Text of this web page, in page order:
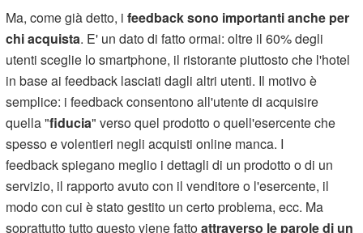
Ma, come già detto, ifeedback sono importanti anche per
chi acquista. E' un dato di fatto ormai: oltre il 60% degli
utenti sceglie lo smartphone, il ristorante piuttosto che l'hotel
in base ai feedback lasciati dagli altri utenti. Il motivo è
semplice: i feedback consentono all'utente di acquisire
quella "fiducia" verso quel prodotto o quell'esercente che
spesso e volentieri negli acquisti online manca. I
feedback spiegano meglio i dettagli di un prodotto o di un
servizio, il rapporto avuto con il venditore o l'esercente, il
modo con cui è stato gestito un certo problema, ecc. Ma
soprattutto tutto questo viene fattoattraverso le parole di un